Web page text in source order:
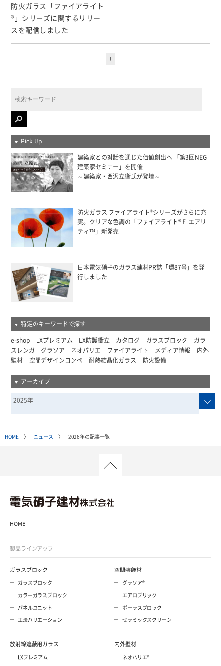
防火ガラス「ファイアライト
®」シリーズに関するリリー
スを配信しました
1
Pick Up
建築家との対話を通じた価値創出へ 「第3回NEG
建築家セミナー」を開催
～建築家・西沢立衛氏が登壇～
防火ガラス ファイアライト®シリーズがさらに充
実。クリアな色調の「ファイアライト®Ｆ エアリ
ティ™」新発売
日本電気硝子のガラス建材PR誌「環87号」を発
行しました！
特定のキーワードで探す
e-shop
LXプレミアム LX防護衝立 カタログ ガラスブロック
ガラ
スレンガ
グラソア ネオパリエ ファイアライト メディア情報
内外
壁材
空間デザインコンペ 耐熱結晶化ガラス 防火設備
アーカイブ
2025年
HOME〉 ニュース 〉 2026年の記事一覧
HOME
製品ラインアップ
ガラスブロック
ガラスブロック
カラーガラスブロック
パネルユニット
工法バリエーション
空間装飾材
グラソア®
エアロブリック
ポーラスブロック
セラミックスクリーン
放射線遮蔽用ガラス
LXプレミアム
内外壁材
ネオパリエ®